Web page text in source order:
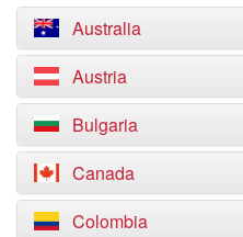
Australia
Austria
Bulgaria
Canada
Colombia